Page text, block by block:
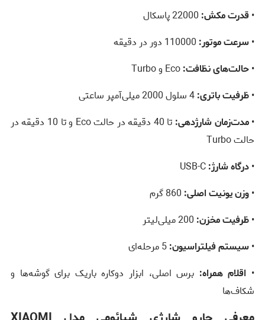
•قدرت مکش:
•سرعت موتور:
•حالت‌های نظافت:
•ظرفیت باتری:
•مدت‌زمان شارژدهی:
تا 40 دقیقه در حالت Eco و تا 10 دقیقه در
حالت Turbo
•درگاه شارژ:
•وزن یونیت اصلی:
•ظرفیت مخزن:
•سیستم فیلتراسیون:
• اقلام همراه: برس اصلی، ابزار دوکاره باریک برای گوشه‌ها و
شکاف‌ها